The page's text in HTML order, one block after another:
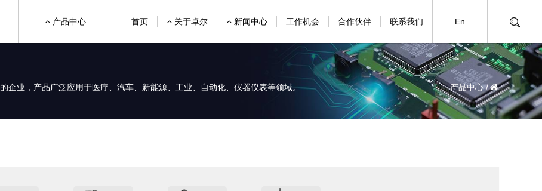
首页 关于卓尔 新闻中心 工作机会 合作伙伴 联系我们
产品中心 En
企业，产品广泛应用于医疗、汽车、新能源、工业、自动化、仪器仪表等领域。 产品中心 /